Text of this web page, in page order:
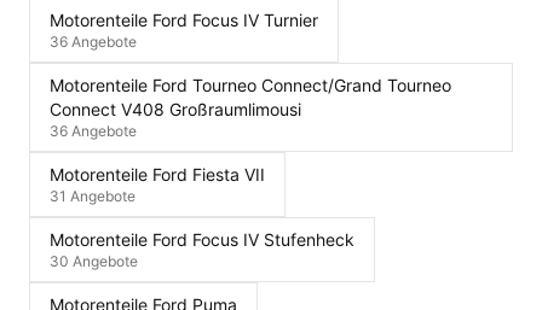
Motorenteile Ford Focus IV Turnier
36 Angebote
Motorenteile Ford Tourneo Connect/Grand Tourneo
Connect V408 Großraumlimousi
36 Angebote
Motorenteile Ford Fiesta VII
31 Angebote
Motorenteile Ford Focus IV Stufenheck
30 Angebote
Motorenteile Ford Puma